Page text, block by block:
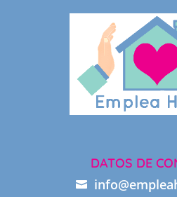
DATOS DE
